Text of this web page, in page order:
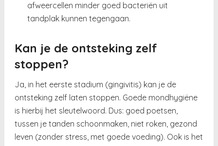
afweercellen minder goed bacteriën uit
tandplak kunnen tegengaan.
Kan je de ontsteking zelf
stoppen?
Ja, in het eerste stadium (gingivitis) kan je de
ontsteking zelf laten stoppen. Goede mondhygiëne
is hierbij het sleutelwoord. Dus: goed poetsen,
tussen je tanden schoonmaken, niet roken, gezond
leven (zonder stress, met goede voeding). Ook is het